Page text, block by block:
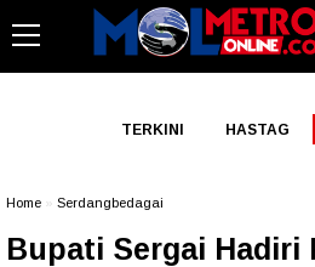
TERKINI HASTAG
Home Serdangbedagai
Bupati Sergai Hadiri